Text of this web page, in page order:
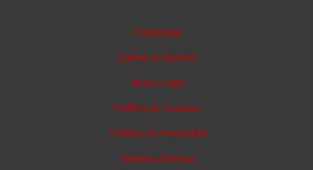
Publicidad
Cartas al director
Aviso Legal
Política de Cookies
Política de Privacidad
Quienes Somos